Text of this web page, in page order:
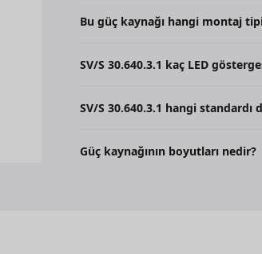
Bu güç kaynağı hangi montaj
SV/S 30.640.3.1 kaç LED
SV/S 30.640.3.1 hangi standardı
Güç kaynağının boyutları nedir?